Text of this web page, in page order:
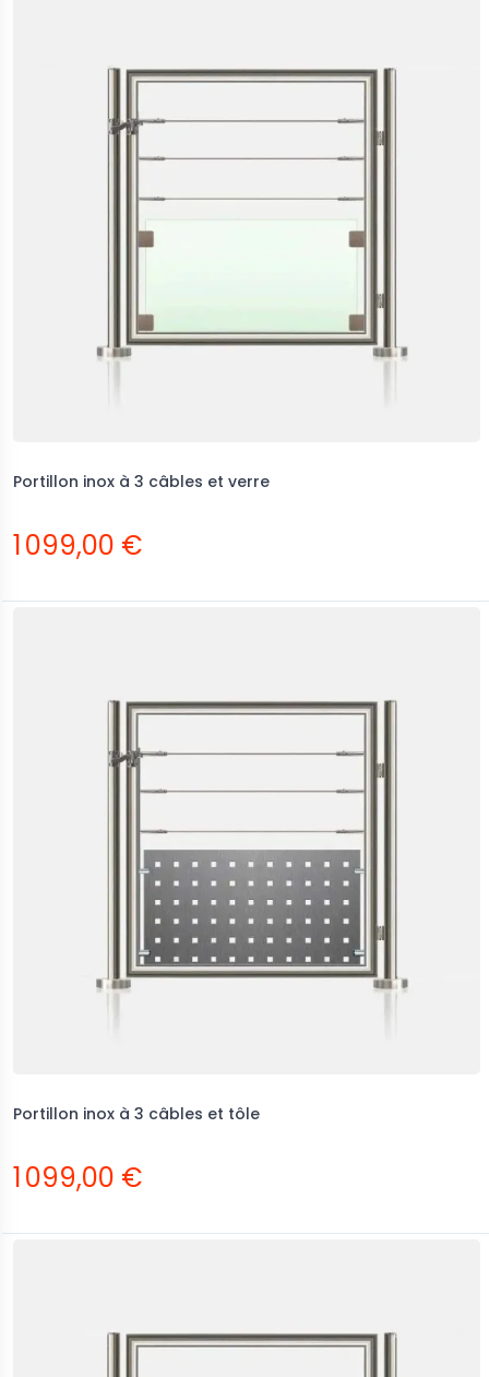
Portillon inox à 3 câbles et verre
1 099,00 €
Portillon inox à 3 câbles et tôle
1 099,00 €